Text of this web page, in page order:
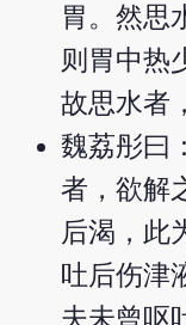
胃。然思
则胃中热
故思水者
魏荔彤曰
者，欲解
后渴，此
吐后伤津
夫未曾呕